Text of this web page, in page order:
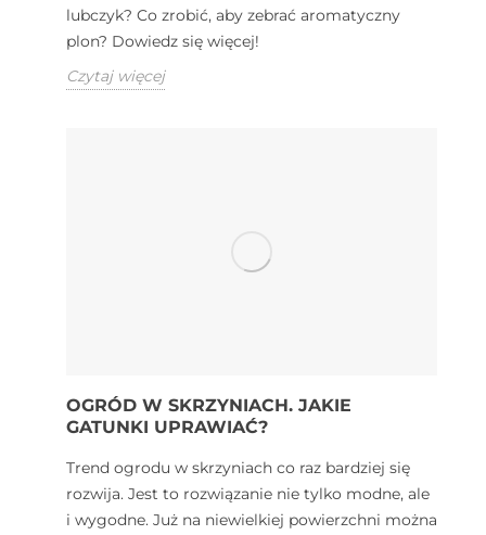
lubczyk? Co zrobić, aby zebrać aromatyczny
plon? Dowiedz się więcej!
Czytaj więcej
OGRÓD W SKRZYNIACH. JAKIE
GATUNKI UPRAWIAĆ?
Trend ogrodu w skrzyniach co raz bardziej się
rozwija. Jest to rozwiązanie nie tylko modne, ale
i wygodne. Już na niewielkiej powierzchni można